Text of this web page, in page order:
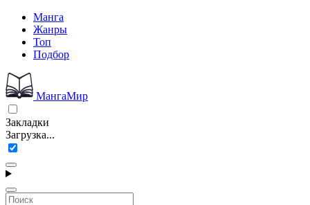
Манга
Жанры
Топ
Подбор
МангаМир
Закладки
Загрузка...